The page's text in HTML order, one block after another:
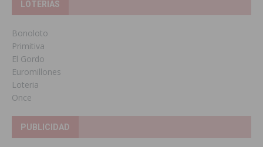
LOTERIAS
Bonoloto
Primitiva
El Gordo
Euromillones
Loteria
Once
PUBLICIDAD